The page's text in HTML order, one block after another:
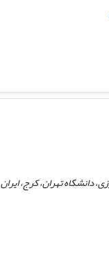
دانشگاه تهران، کرج، ایران